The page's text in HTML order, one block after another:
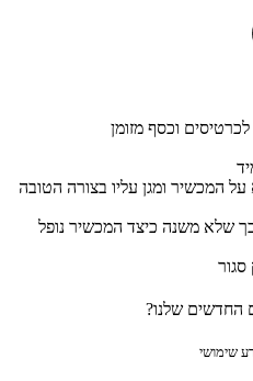
וכסף מזומן
ומגן עליו בצורה הטובה
360 מעלות כך שלא משנה כיצד המכשיר נופל
שלנו?